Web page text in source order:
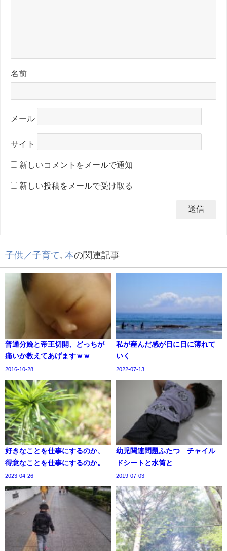
名前
メール
サイト
新しいコメントをメールで通知
新しい投稿をメールで受け取る
子供／子育て, 本の関連記事
普通分娩と帝王切開、どっちが
痛いか教えてあげますｗｗ
2016-10-28
私が産んだ感が日に日に薄れて
いく
2022-07-13
好きなことを仕事にするのか、
得意なことを仕事にするのか。
2023-04-26
幼児関連問題ふたつ チャイル
ドシートと水筒と
2019-07-03